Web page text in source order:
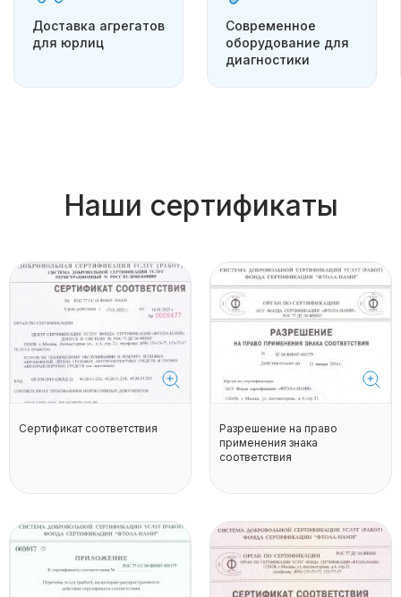
Доставка агрегатов
для юрлиц
Современное
оборудование для
диагностики
Наши сертификаты
Сертификат соответствия
Разрешение на право
применения знака
соответствия